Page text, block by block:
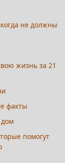
не должны
жизнь за 21
факты
помогут